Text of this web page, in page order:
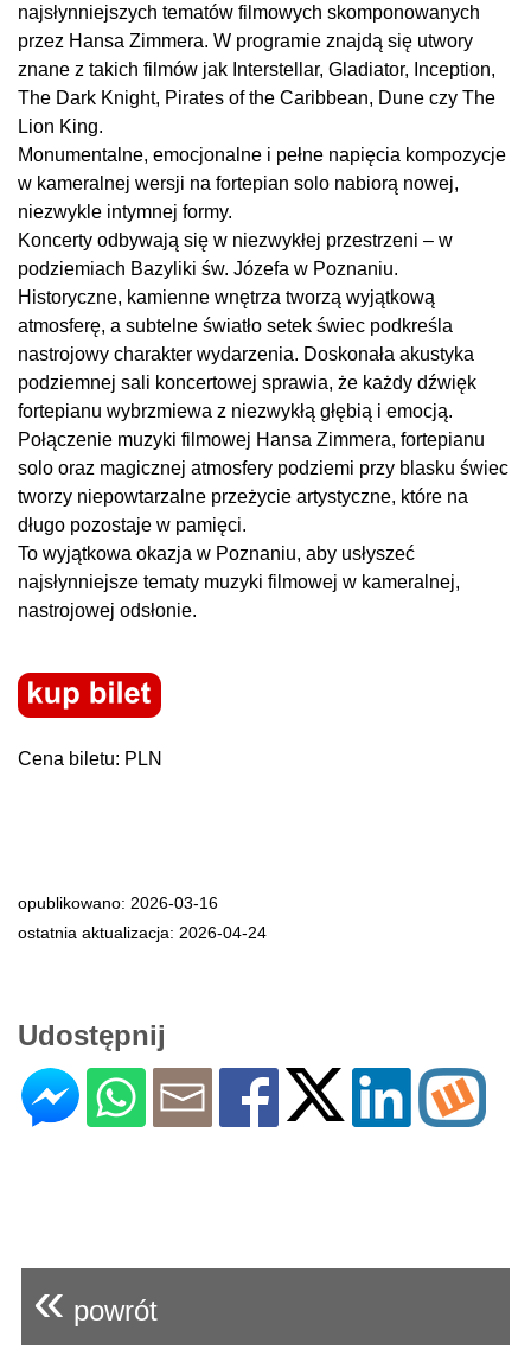
najsłynniejszych tematów filmowych skomponowanych
przez Hansa Zimmera. W programie znajdą się utwory
znane z takich filmów jak Interstellar, Gladiator, Inception,
The Dark Knight, Pirates of the Caribbean, Dune czy The
Lion King.
Monumentalne, emocjonalne i pełne napięcia kompozycje
w kameralnej wersji na fortepian solo nabiorą nowej,
niezwykle intymnej formy.
Koncerty odbywają się w niezwykłej przestrzeni – w
podziemiach Bazyliki św. Józefa w Poznaniu.
Historyczne, kamienne wnętrza tworzą wyjątkową
atmosferę, a subtelne światło setek świec podkreśla
nastrojowy charakter wydarzenia. Doskonała akustyka
podziemnej sali koncertowej sprawia, że każdy dźwięk
fortepianu wybrzmiewa z niezwykłą głębią i emocją.
Połączenie muzyki filmowej Hansa Zimmera, fortepianu
solo oraz magicznej atmosfery podziemi przy blasku świec
tworzy niepowtarzalne przeżycie artystyczne, które na
długo pozostaje w pamięci.
To wyjątkowa okazja w Poznaniu, aby usłyszeć
najsłynniejsze tematy muzyki filmowej w kameralnej,
nastrojowej odsłonie.
Cena biletu: PLN
opublikowano: 2026-03-16
ostatnia aktualizacja: 2026-04-24
Udostępnij
« powrót